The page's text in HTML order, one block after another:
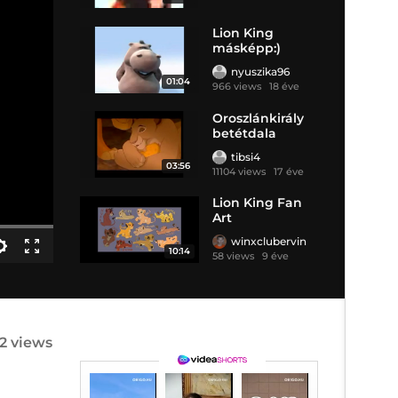
01:04
Lion King
másképp:)
nyuszika96
966 views 18 éve
03:56
Oroszlánkirály
betétdala
tibsi4
11104 views 17 éve
10:14
Lion King Fan
Art
winxclubervin
58 views 9 éve
views